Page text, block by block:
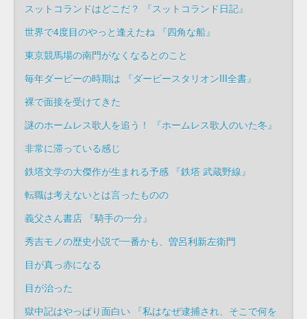
スットコランドはどこだ？ 『スットコランド日記』
世界で4度目のやっと逢えたね 『四角な船』
東京競馬場の南門がなくなるとのこと
毎年ダービーの時期は 『ダービースタリオンIII全書』
裸で面接を受けてきた
謎のホームレス歌人を追う！ 『ホームレス歌人のいた冬』
非常に滞っている感じ
鉄塔文学の大傑作が生まれる予感 『鉄塔 武蔵野線』
転職は考えないとは言ったものの
義父さん書店 『騎手の一分』
秀吉モノの歴史小説で一番かも、曽呂利新左衛門
目が真っ赤になる
目が治った
獄中記はやっぱり面白い 『私はなぜ逮捕され、そこで何を